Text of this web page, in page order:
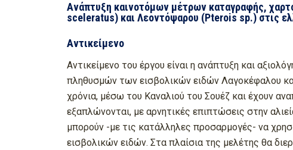
Ανάπτυξη καινοτόμων μέτρων καταγραφής,
sceleratus) και Λεοντόψαρου (Pterois sp.) στις
Αντικείμενο
Αντικείμενο του έργου είναι η ανάπτυξη και
πληθυσμών των εισβολικών ειδών Λαγοκέφαλου
χρόνια, μέσω του Καναλιού του Σουέζ και έχουν
εξαπλώνονται, με αρνητικές επιπτώσεις στην
μπορούν -με τις κατάλληλες προσαρμογές- να
εισβολικών ειδών. Στα πλαίσια της μελέτης θα